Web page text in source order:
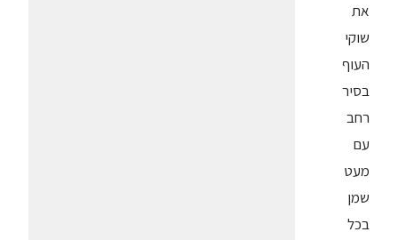
את
שוקי
העוף
בסיר
רחב
עם
מעט
שמן
בכל